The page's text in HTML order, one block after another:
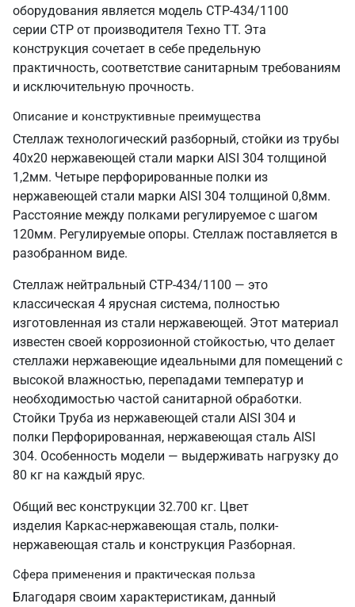
оборудования является модель СТР-434/1100
серии СТР от производителя Техно ТТ. Эта
конструкция сочетает в себе предельную
практичность, соответствие санитарным требованиям
и исключительную прочность.
Описание и конструктивные преимущества
Стеллаж технологический разборный, стойки из трубы
40х20 нержавеющей стали марки AISI 304 толщиной
1,2мм. Четыре перфорированные полки из
нержавеющей стали марки AISI 304 толщиной 0,8мм.
Расстояние между полками регулируемое с шагом
120мм. Регулируемые опоры. Стеллаж поставляется в
разобранном виде.
Стеллаж нейтральный СТР-434/1100 — это
классическая 4 ярусная система, полностью
изготовленная из стали нержавеющей. Этот материал
известен своей коррозионной стойкостью, что делает
стеллажи нержавеющие идеальными для помещений с
высокой влажностью, перепадами температур и
необходимостью частой санитарной обработки.
Стойки Труба из нержавеющей стали AISI 304 и
полки Перфорированная, нержавеющая сталь AISI
304. Особенность модели — выдерживать нагрузку до
80 кг на каждый ярус.
Общий вес конструкции 32.700 кг. Цвет
изделия Каркас-нержавеющая сталь, полки-
нержавеющая сталь и конструкция Разборная.
Сфера применения и практическая польза
Благодаря своим характеристикам, данный